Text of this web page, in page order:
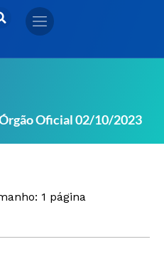
Oficial 02/10/2023
1 página